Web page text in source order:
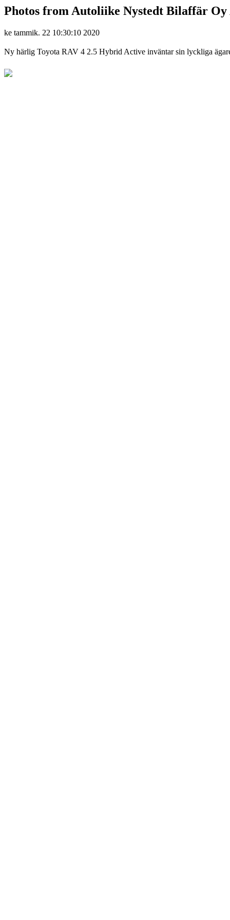
Photos from Autoliike Nystedt Bilaffär Oy
ke tammik. 22 10:30:10 2020
Ny härlig Toyota RAV 4 2.5 Hybrid Active inväntar sin lyckliga